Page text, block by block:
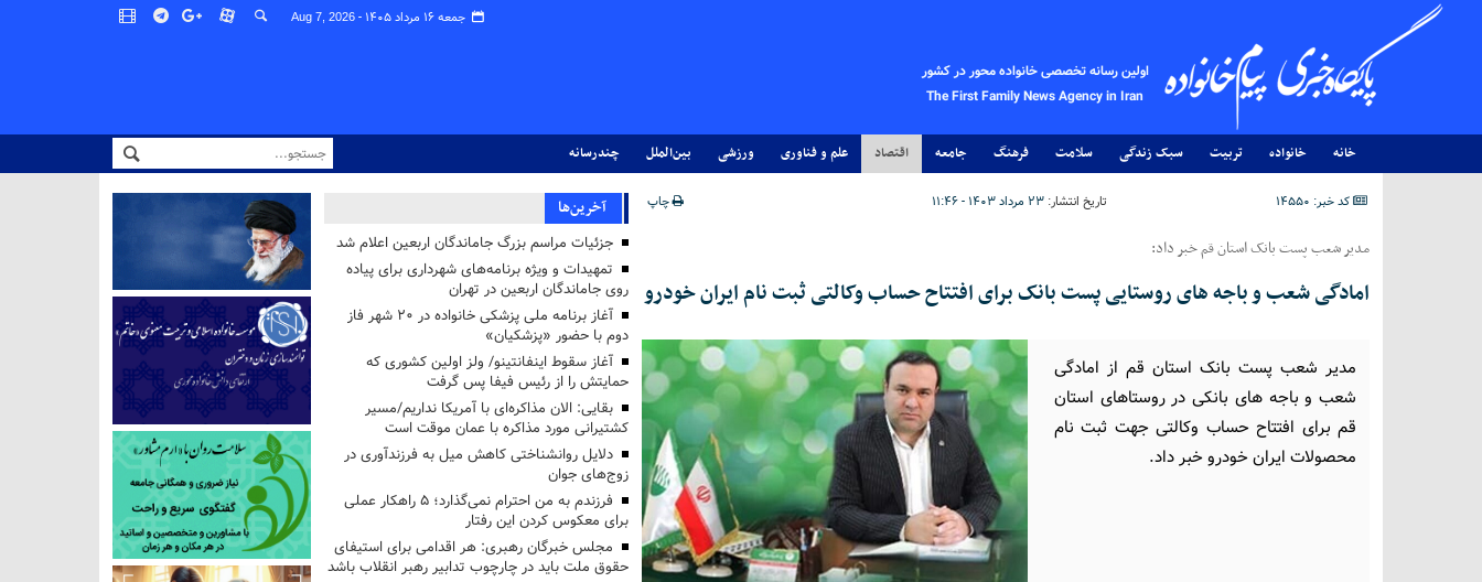
جمعه ۱۶ مرداد ۱۴۰۵ - Aug 7, 2026
اولین رسانه تخصصی خانواده محور در کشور
The First Family News Agency in Iran
خانه خانواده تربیت سبک زندگی سلامت فرهنگ جامعه اقتصاد علم و فناوری ورزشی بین‌الملل چندرسانه
کد خبر: 14550 تاریخ انتشار:۲۳ مرداد ۱۴۰۳ - ۱۱:۴۶ چاپ
مدیر شعب پست بانک استان قم خبر داد:
امادگی شعب و باجه های روستایی پست بانک برای افتتاح حساب وکالتی ثبت نام ایران خودرو
مدیر شعب پست بانک استان قم از امادگی
شعب و باجه های بانکی در روستاهای استان
قم برای افتتاح حساب وکالتی جهت ثبت نام
محصولات ایران خودرو خبر داد.
آخرین‌ها
جزئیات مراسم بزرگ جاماندگان اربعین اعلام شد
تمهیدات و ویژه برنامه‌های شهرداری برای پیاده
روی جاماندگان اربعین در تهران
آغاز برنامه ملی پزشکی خانواده در ۲۰ شهر فاز
دوم با حضور «پزشکیان»
آغاز سقوط اینفانتینو/ ولز اولین کشوری که
حمایتش را از رئیس فیفا پس گرفت
بقایی: الان مذاکره‌ای با آمریکا نداریم/مسیر
کشتیرانی مورد مذاکره با عمان موقت است
دلایل روانشناختی کاهش میل به فرزندآوری در
زوج‌های جوان
فرزندم به من احترام نمی‌گذارد؛ ۵ راهکار عملی
برای معکوس کردن این رفتار
مجلس خبرگان رهبری: هر اقدامی برای استیفای
حقوق ملت باید در چارچوب تدابیر رهبر انقلاب باشد